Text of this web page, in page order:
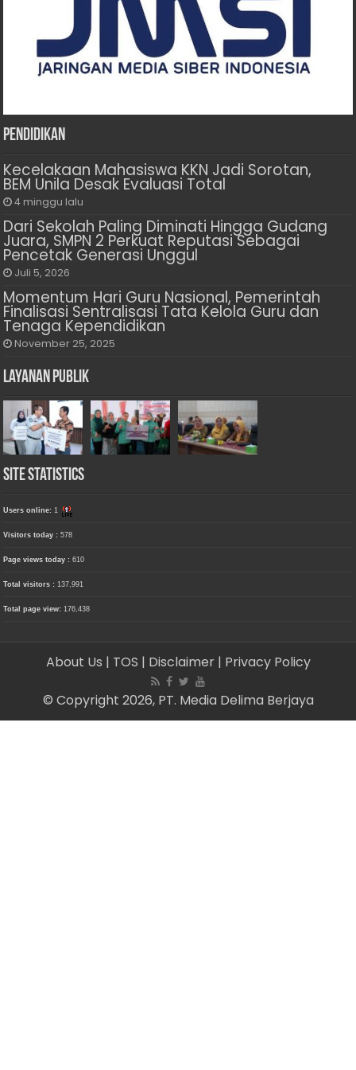
Pendidikan
Kecelakaan Mahasiswa KKN Jadi Sorotan,
BEM Unila Desak Evaluasi Total
4 minggu lalu
Dari Sekolah Paling Diminati Hingga Gudang
Juara, SMPN 2 Perkuat Reputasi Sebagai
Pencetak Generasi Unggul
Juli 5, 2026
Momentum Hari Guru Nasional, Pemerintah
Finalisasi Sentralisasi Tata Kelola Guru dan
Tenaga Kependidikan
November 25, 2025
Layanan Publik
Site Statistics
Users online:1
Visitors today :578
Page views today :610
Total visitors :137,991
Total page view:176,438
About Us | TOS | Disclaimer | Privacy Policy
© Copyright 2026, PT. Media Delima Berjaya